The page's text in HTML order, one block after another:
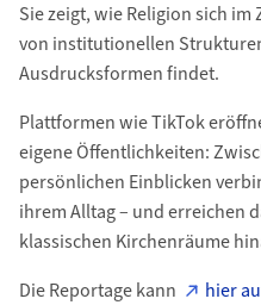
Sie zeigt, wie Religion sich
von institutionellen
Ausdrucksformen findet.
Plattformen wie TikTok
eigene Öffentlichkeiten:
persönlichen Einblicken
ihrem Alltag – und erreichen
klassischen Kirchenräume
Die Reportage kann
hier